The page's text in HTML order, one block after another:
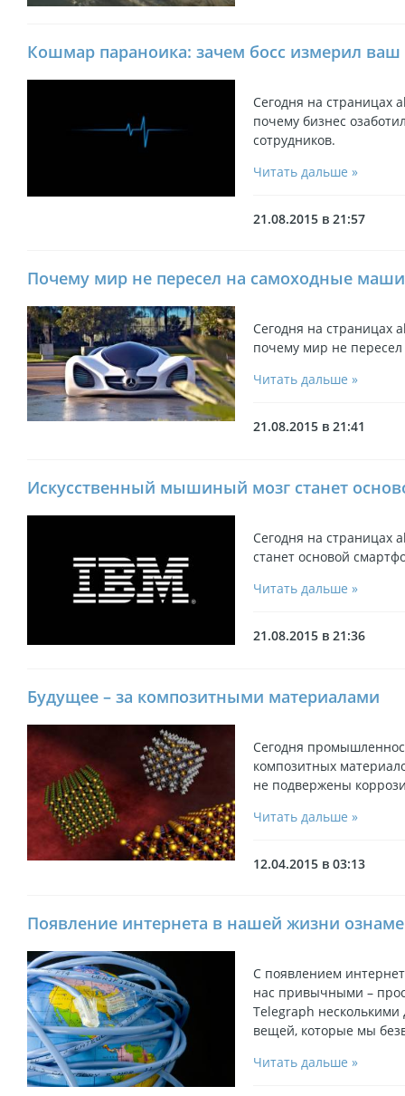
Кошмар параноика: зачем босс измерил ваш
Сегодня на страницах
почему бизнес
сотрудников.
Читать дальше »
21.08.2015 в 21:57
Почему мир не пересел на самоходные
Сегодня на страницах
почему мир не
Читать дальше »
21.08.2015 в 21:41
Искусственный мышиный мозг станет
Сегодня на страницах
станет основой
Читать дальше »
21.08.2015 в 21:36
Будущее – за композитными материалами
Сегодня
композитных
не подвержены
Читать дальше »
12.04.2015 в 03:13
Появление интернета в нашей жизни
С появлением
нас привычными –
Telegraph
вещей, которые мы
Читать дальше »